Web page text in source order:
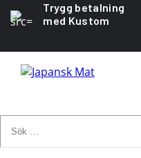
Trygg betalning
med Kustom